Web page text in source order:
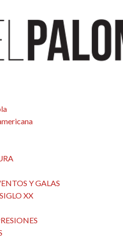
española y latinoamericana
Y GALAS
XX